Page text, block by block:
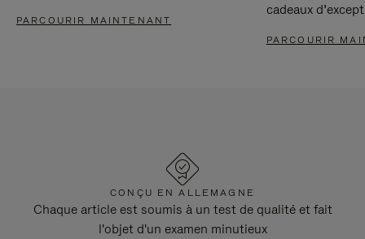
PARCOURIR MAINTENANT
cadeaux
PARCOURIR
CONÇU EN ALLEMAGNE
Chaque article est soumis à un test de qualité et fait
l'objet d'un examen minutieux